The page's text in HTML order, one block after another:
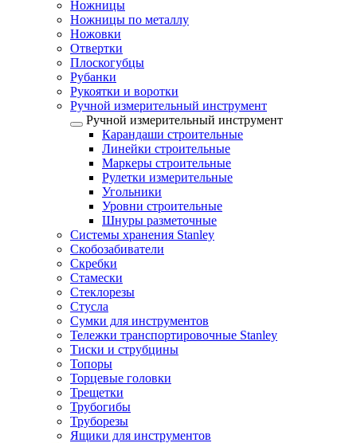
Ножницы
Ножницы по металлу
Ножовки
Отвертки
Плоскогубцы
Рубанки
Рукоятки и воротки
Ручной измерительный инструмент
Ручной измерительный инструмент
Карандаши строительные
Линейки строительные
Маркеры строительные
Рулетки измерительные
Угольники
Уровни строительные
Шнуры разметочные
Системы хранения Stanley
Скобозабиватели
Скребки
Стамески
Стеклорезы
Стусла
Сумки для инструментов
Тележки транспортировочные Stanley
Тиски и струбцины
Топоры
Торцевые головки
Трещетки
Трубогибы
Труборезы
Ящики для инструментов